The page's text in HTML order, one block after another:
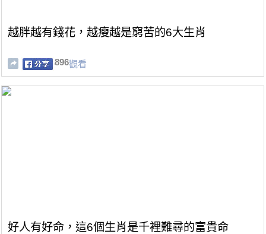
越胖越有錢花，越瘦越是窮苦的6大生肖
896觀看
好人有好命，這6個生肖是千裡難尋的富貴命